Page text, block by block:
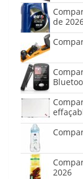
de
2026